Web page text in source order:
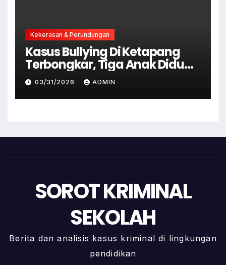
Kekerasan & Perundungan
Kasus Bullying Di Ketapang
Terbongkar, Tiga Anak Diduga
Terlibat Kini Jadi Tersangka
03/31/2026 ADMIN
SOROT KRIMINAL
SEKOLAH
Berita dan analisis kasus kriminal di lingkungan
pendidikan